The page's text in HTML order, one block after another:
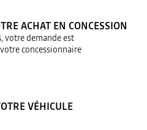
ACHAT EN CONCESSION
votre demande est
concessionnaire
VÉHICULE